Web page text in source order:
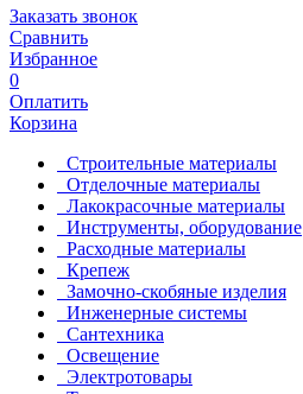
Заказать звонок
Сравнить
Избранное
0
Оплатить
Корзина
Строительные материалы
Отделочные материалы
Лакокрасочные материалы
Инструменты, оборудование
Расходные материалы
Крепеж
Замочно-скобяные изделия
Инженерные системы
Сантехника
Освещение
Электротовары